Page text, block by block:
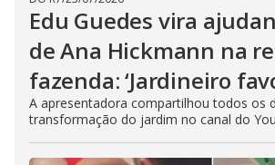
Edu Guedes vira
de Ana Hickmann na
fazenda: ‘Jardineiro
A apresentadora compartilhou todos os
transformação do jardim no canal do